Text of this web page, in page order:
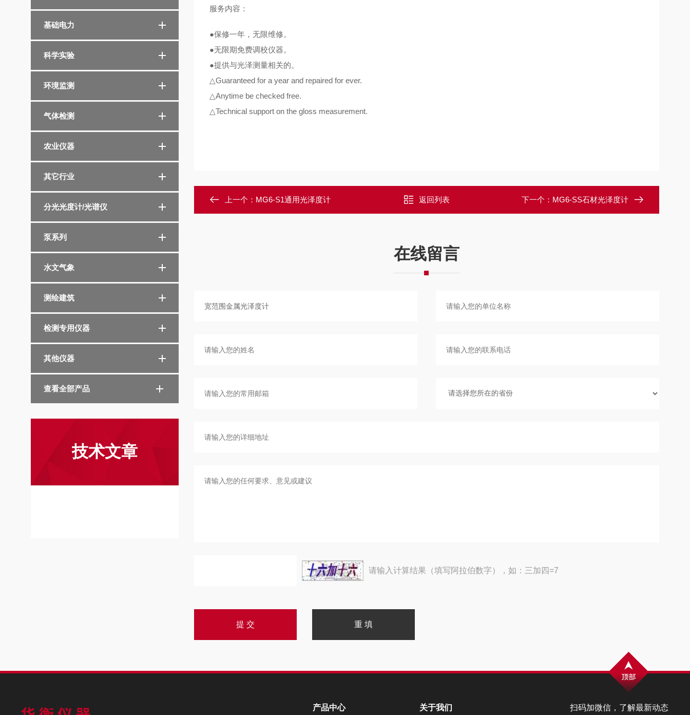
基础电力
科学实验
环境监测
气体检测
农业仪器
其它行业
分光光度计/光谱仪
泵系列
水文气象
测绘建筑
检测专用仪器
其他仪器
查看全部产品
技术文章
服务内容：
●保修一年，无限维修。
●无限期免费调校仪器。
●提供与光泽测量相关的。
△Guaranteed for a year and repaired for ever.
△Anytime be checked free.
△Technical support on the gloss measurement.
上一个： MG6-S1通用光泽度计 返回列表 下一个： MG6-SS石材光泽度计
在线留言
请输入计算结果（填写阿拉伯数字），如：三加四=7
扫码加微信，了解最新动态
产品中心 关于我们